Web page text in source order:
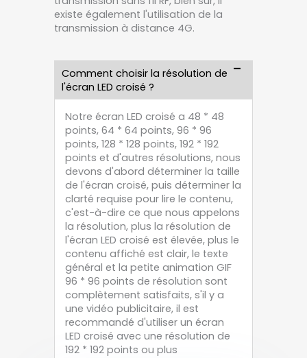
existe également l'utilisation de la
transmission à distance 4G.
Comment choisir la résolution de
l'écran LED croisé ?
Notre écran LED croisé a 48 * 48
points, 64 * 64 points, 96 * 96
points, 128 * 128 points, 192 * 192
points et d'autres résolutions, nous
devons d'abord déterminer la taille
de l'écran croisé, puis déterminer la
clarté requise pour lire le contenu,
c'est-à-dire ce que nous appelons
la résolution, plus la résolution de
l'écran LED croisé est élevée, plus le
contenu affiché est clair, le texte
général et la petite animation GIF
96 * 96 points de résolution sont
complètement satisfaits, s'il y a
une vidéo publicitaire, il est
recommandé d'utiliser un écran
LED croisé avec une résolution de
192 * 192 points ou plus